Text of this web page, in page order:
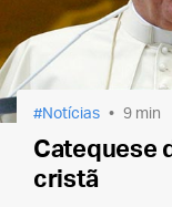
Notícias 9 min
Catequese
cristã